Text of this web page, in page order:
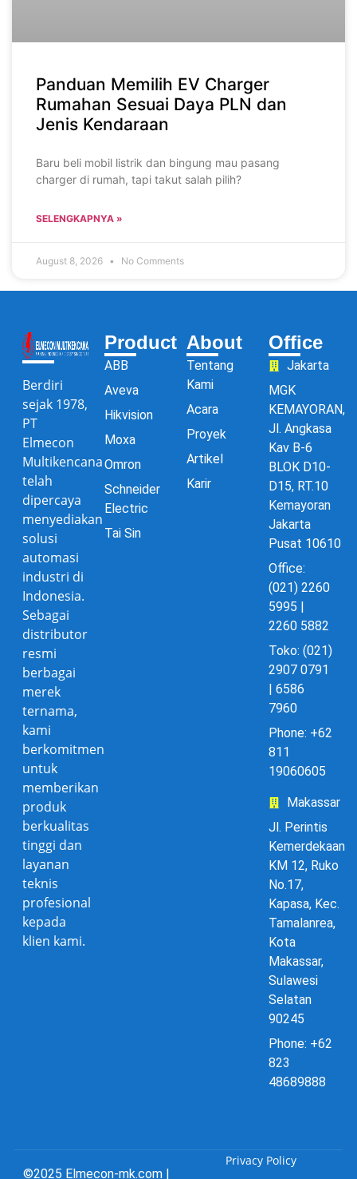
Panduan Memilih EV Charger
Rumahan Sesuai Daya PLN dan
Jenis Kendaraan
Baru beli mobil listrik dan bingung mau pasang
charger di rumah, tapi takut salah pilih?
SELENGKAPNYA »
August 8, 2026 No Comments
Berdiri
sejak 1978,
PT
Elmecon
Multikencana
telah
dipercaya
menyediakan
solusi
automasi
industri di
Indonesia.
Sebagai
distributor
resmi
berbagai
merek
ternama,
kami
berkomitmen
untuk
memberikan
produk
berkualitas
tinggi dan
layanan
teknis
profesional
kepada
klien kami.
Product
ABB
Aveva
Hikvision
Moxa
Omron
Schneider
Electric
Tai Sin
About
Tentang
Kami
Acara
Proyek
Artikel
Karir
Office
Jakarta
MGK
KEMAYORAN,
Jl. Angkasa
Kav B-6
BLOK D10-
D15, RT.10
Kemayoran
Jakarta
Pusat 10610
Office:
(021) 2260
5995 |
2260 5882
Toko: (021)
2907 0791
| 6586
7960
Phone: +62
811
19060605
Makassar
Jl. Perintis
Kemerdekaan
KM 12, Ruko
No.17,
Kapasa, Kec.
Tamalanrea,
Kota
Makassar,
Sulawesi
Selatan
90245
Phone: +62
823
48689888
©2025 Elmecon-mk.com |
Privacy Policy